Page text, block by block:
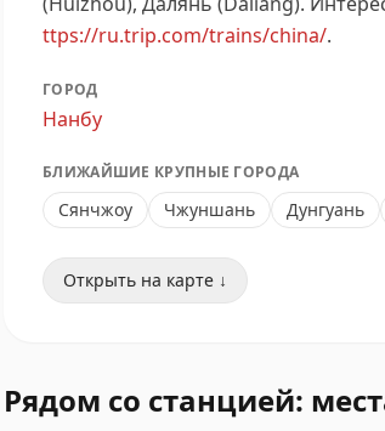
ttps://ru.trip.com/trains/china/.
ГОРОД
Нанбу
БЛИЖАЙШИЕ КРУПНЫЕ ГОРОДА
Сянчжоу Чжуншань Дунгуань
Открыть на карте ↓
Рядом со станцией: